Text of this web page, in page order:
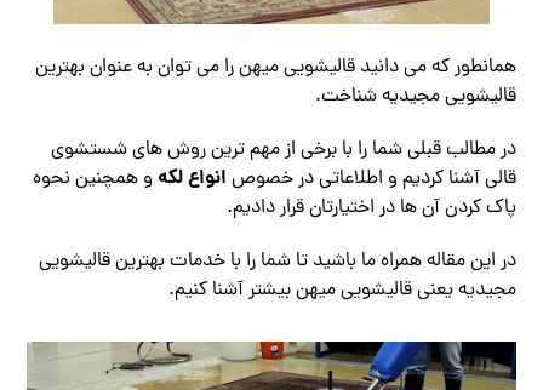
همانطور که می دانید قالیشویی میهن را می توان به عنوان بهترین
قالیشویی مجیدیه شناخت.
در مطالب قبلی شما را با برخی از مهم ترین روش های شستشوی
قالی آشنا کردیم و اطلاعاتی در خصوص انواع لکه و همچنین نحوه
پاک کردن آن ها در اختیارتان قرار دادیم.
در این مقاله همراه ما باشید تا شما را با خدمات بهترین قالیشویی
مجیدیه یعنی قالیشویی میهن بیشتر آشنا کنیم.